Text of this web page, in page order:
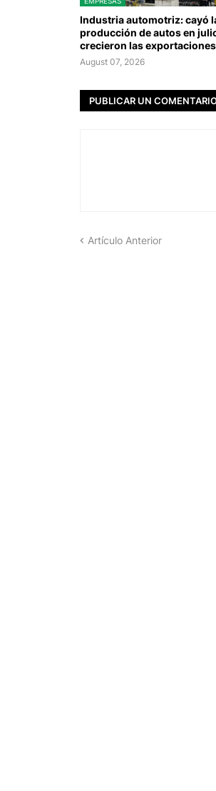
Industria automotriz: cayó
producción de autos en
crecieron las exportaciones
August 07, 2026
PUBLICAR UN
Artículo Anterior